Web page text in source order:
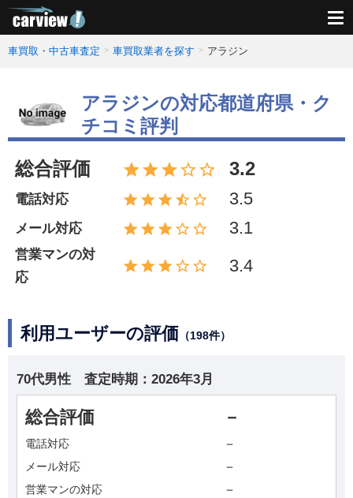
車買取・中古車査定 車買取業者を探す アラジン
アラジンの対応都道府県・ク
チコミ評判
総合評価 3.2
電話対応 3.5
メール対応 3.1
営業マンの対
応
3.4
利用ユーザーの評価 （198件）
70代男性 査定時期： 2026年3月
総合評価 －
電話対応 －
メール対応 －
営業マンの対応 －